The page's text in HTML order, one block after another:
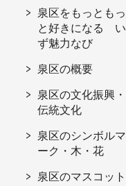
泉区をもっともっ
と好きになる い
ず魅力なび
泉区の概要
泉区の文化振興・
伝統文化
泉区のシンボルマ
ーク・木・花
泉区のマスコット